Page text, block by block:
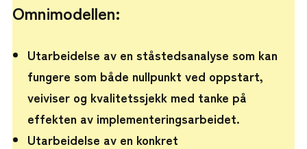
Omnimodellen:
Utarbeidelse av en ståstedsanalyse som kan
fungere som både nullpunkt ved oppstart,
veiviser og kvalitetssjekk med tanke på
effekten av implementeringsarbeidet.
Utarbeidelse av en konkret